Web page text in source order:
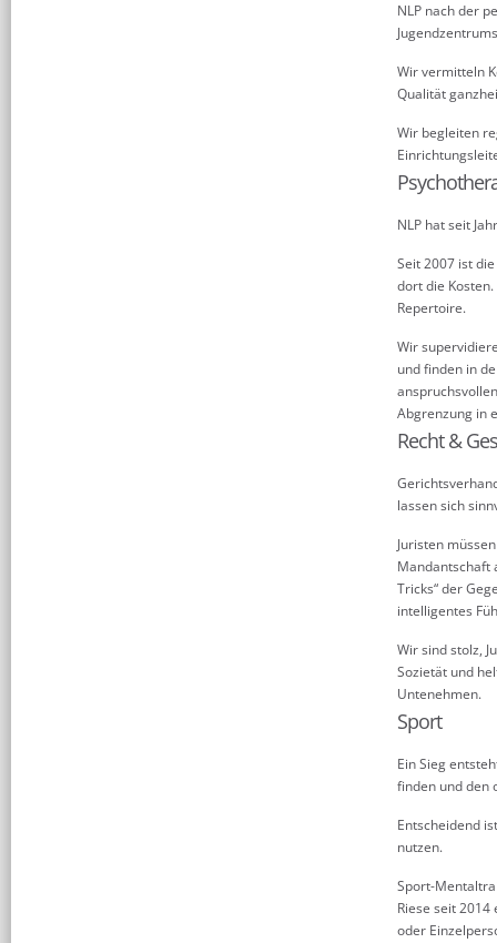
NLP nach der
Wir vermitteln
Qualität
Wir begleiten
NLP hat seit
Seit 2007 ist
dort die
Repertoire.
Wir
und finden in
Abgrenzung in
Recht &
lassen sich
Juristen
Mandantschaft
Tricks“ der
intelligentes
Wir sind stolz,
Sozietät und
Untenehmen.
Sport
Ein Sieg
finden und den
Entscheidend
nutzen.
Sport-
Riese seit
oder